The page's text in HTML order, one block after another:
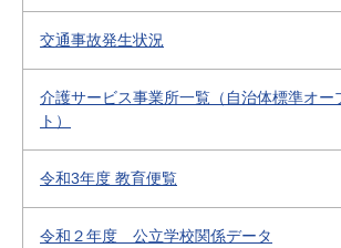
交通事故発生状況
介護サービス事業所一覧（自治体標準オー
ト）
令和3年度 教育便覧
令和２年度 公立学校関係データ